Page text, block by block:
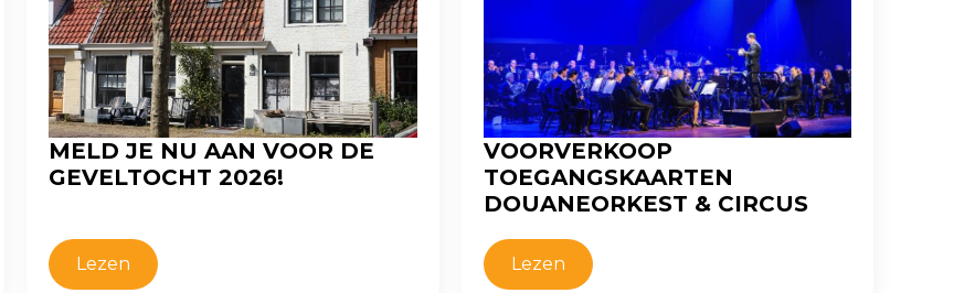
MELD JE NU AAN VOOR DE
GEVELTOCHT 2026!
Lezen
VOORVERKOOP
TOEGANGSKAARTEN
DOUANEORKEST & CIRCUS
Lezen